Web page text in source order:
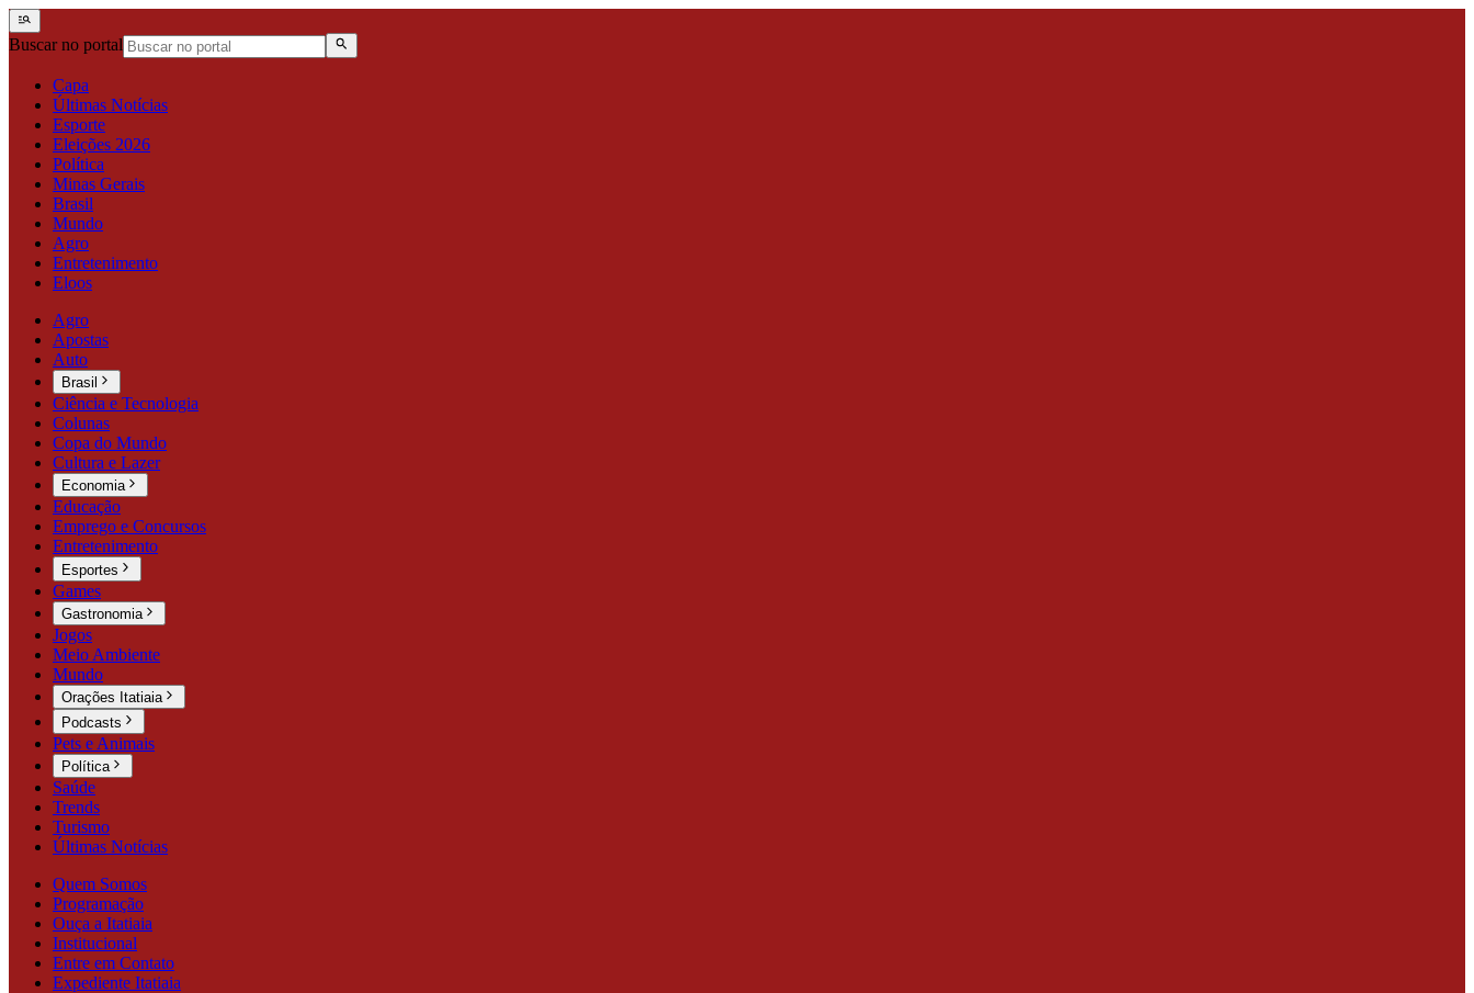
Buscar no portal
Capa
Últimas Notícias
Esporte
Eleições 2026
Política
Minas Gerais
Brasil
Mundo
Agro
Entretenimento
Eloos
Agro
Apostas
Auto
Brasil
Ciência e Tecnologia
Colunas
Copa do Mundo
Cultura e Lazer
Economia
Educação
Emprego e Concursos
Entretenimento
Esportes
Games
Gastronomia
Jogos
Meio Ambiente
Mundo
Orações Itatiaia
Podcasts
Pets e Animais
Política
Saúde
Trends
Turismo
Últimas Notícias
Quem Somos
Programação
Ouça a Itatiaia
Institucional
Entre em Contato
Expediente Itatiaia